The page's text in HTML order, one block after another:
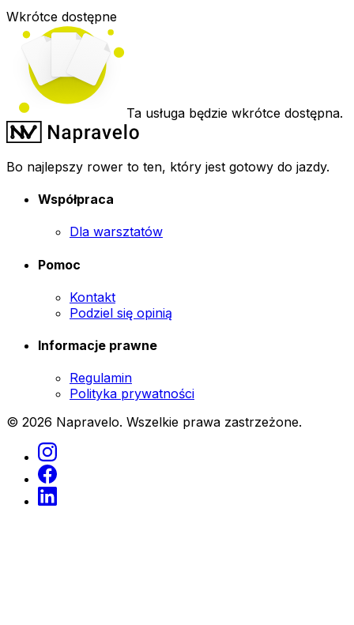
Wkrótce dostępne
Ta usługa będzie wkrótce dostępna.
Bo najlepszy rower to ten, który jest gotowy do jazdy.
Współpraca
Dla warsztatów
Pomoc
Kontakt
Podziel się opinią
Informacje prawne
Regulamin
Polityka prywatności
© 2026 Napravelo. Wszelkie prawa zastrzeżone.